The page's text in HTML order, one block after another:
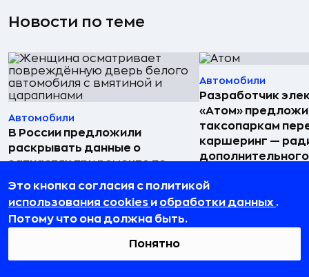
Новости по теме
Автомобили
В России предложили
раскрывать данные о
запчастях при ремонте по
Автомобили
Разработчик
«Атом»
таксопаркам
каршеринг —
Это кнопка согласия с политикой
использования cookies и обработки данных .
Потому что она должна быть.
Понятно